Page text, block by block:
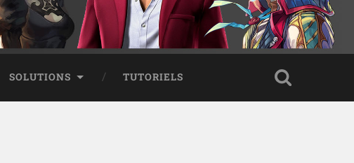
SOLUTIONS TUTORIELS